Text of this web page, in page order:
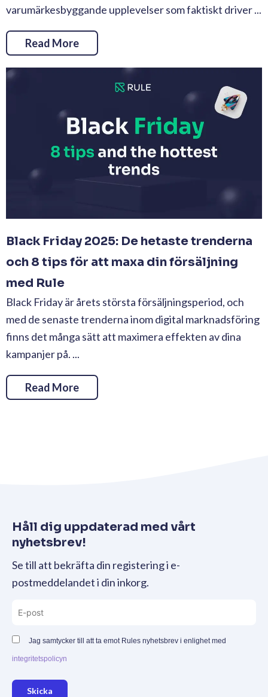
varumärkesbyggande upplevelser som faktiskt driver ...
Read More
Black Friday 2025: De hetaste trenderna
och 8 tips för att maxa din försäljning
med Rule
Black Friday är årets största försäljningsperiod, och
med de senaste trenderna inom digital marknadsföring
finns det många sätt att maximera effekten av dina
kampanjer på. ...
Read More
Håll dig uppdaterad med vårt
nyhetsbrev!
Se till att bekräfta din registering i e-
postmeddelandet i din inkorg.
Jag samtycker till att ta emot Rules nyhetsbrev i enlighet med
integritetspolicyn
Skicka